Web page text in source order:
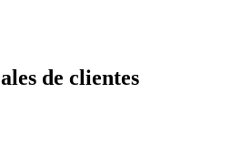
de clientes